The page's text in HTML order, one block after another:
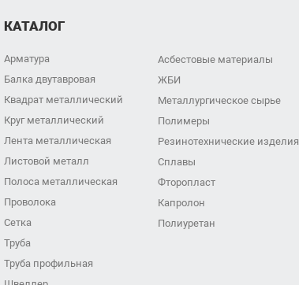
КАТАЛОГ
Арматура
Балка двутавровая
Квадрат металлический
Круг металлический
Лента металлическая
Листовой металл
Полоса металлическая
Проволока
Сетка
Труба
Труба профильная
Асбестовые материалы
ЖБИ
Металлургическое сырье
Полимеры
Резинотехнические изделия
Сплавы
Фторопласт
Капролон
Полиуретан